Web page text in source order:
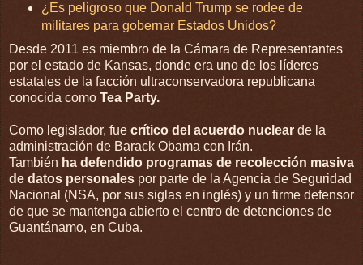
¿Es peligroso que Donald Trump se rodee de
militares para gobernar Estados Unidos?
Desde 2011 es miembro de la Cámara de Representantes
por el estado de Kansas, donde era uno de los líderes
estatales de la facción ultraconservadora republicana
conocida como Tea Party.
Como legislador, fue crítico del acuerdo nuclear de la
administración de Barack Obama con Irán.
También ha defendido programas de recolección masiva
de datos personales por parte de la Agencia de Seguridad
Nacional (NSA, por sus siglas en inglés) y un firme defensor
de que se mantenga abierto el centro de detenciones de
Guantánamo, en Cuba.